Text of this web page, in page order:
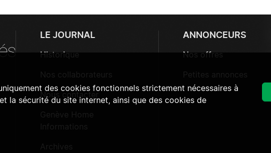
LE JOURNAL
Historique
Nous contacter
ANNONCEURS
Nos offres
des cookies fonctionnels strictement nécessaires à
la sécurité du site internet, ainsi que des cookies de